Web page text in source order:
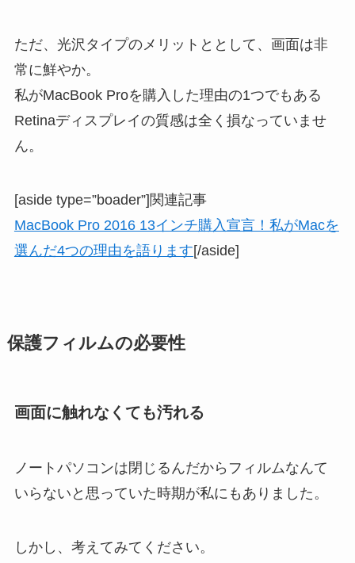
ただ、光沢タイプのメリットととして、画面は非
常に鮮やか。
私がMacBook Proを購入した理由の1つでもある
Retinaディスプレイの質感は全く損なっていませ
ん。
[aside type=”boader”]関連記事
MacBook Pro 2016 13インチ購入宣言！私がMacを
選んだ4つの理由を語ります[/aside]
保護フィルムの必要性
画面に触れなくても汚れる
ノートパソコンは閉じるんだからフィルムなんて
いらないと思っていた時期が私にもありました。
しかし、考えてみてください。